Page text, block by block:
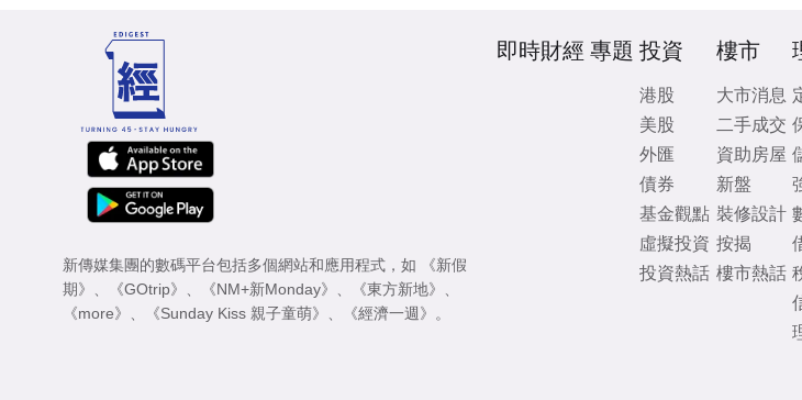
新傳媒集團的數碼平台包括多個網站和應用程式，如
《新假
期》 、 《GOtrip》 、 《NM+新Monday》 、 《東方新地》 、
《more》 、 《Sunday Kiss 親子童萌》 、 《經濟一週》 。
即時財經 專題 投資
港股
美股
外匯
債券
基金觀點
虛擬投資
投資熱話
樓市
大市消息
二手成交
資助房屋
新盤
裝修設計
按揭
樓市熱話